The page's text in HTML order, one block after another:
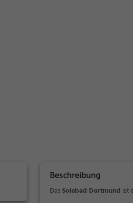
Beschreibung
DasSolebad Dortmund ist